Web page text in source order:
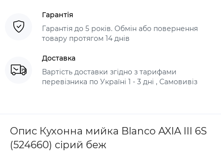
Гарантія
Гарантія до 5 років. Обмін або повернення
товару протягом 14 днів
Доставка
Вартість доставки згідно з тарифами
перевізника по Україні 1 - 3 дні , Самовивіз
Опис Кухонна мийка Blanco AXIA III 6S
(524660) сірий беж